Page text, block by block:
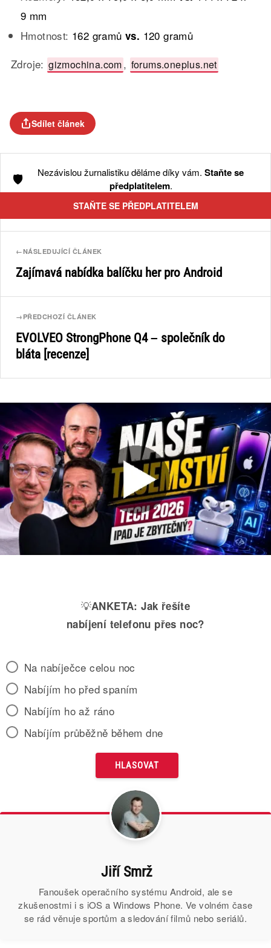
9 mm
Hmotnost: 162 gramůvs. 120 gramů
Zdroje: gizmochina.com, forums.oneplus.net
Sdílet článek
🛡️ Nezávislou žurnalistiku děláme díky vám. Staňte se
předplatitelem.
STAŇTE SE PŘEDPLATITELEM
←NÁSLEDUJÍCÍ ČLÁNEK
Zajímavá nabídka balíčku her pro Android
→ PŘEDCHOZÍ ČLÁNEK
EVOLVEO StrongPhone Q4 – společník do
bláta [recenze]
💡ANKETA: Jak řešíte
nabíjení telefonu přes noc?
Na nabíječce celou noc
Nabíjím ho před spaním
Nabíjím ho až ráno
Nabíjím průběžně během dne
Jiří Smrž
Fanoušek operačního systému Android, ale se
zkušenostmi i s iOS a Windows Phone. Ve volném čase
se rád věnuje sportům a sledování filmů nebo seriálů.